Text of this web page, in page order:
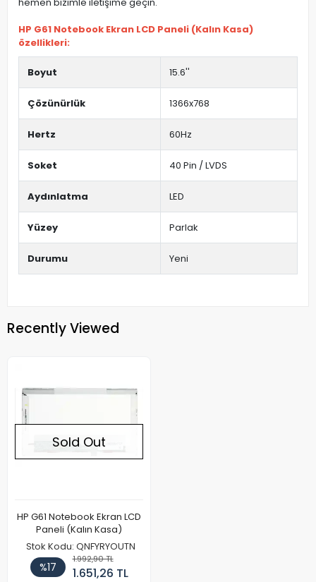
HP G61 Notebook Ekran LCD Paneli (Kalın Kasa)
özellikleri:
Boyut 15.6''
Çözünürlük 1366x768
Hertz 60Hz
Soket 40 Pin / LVDS
Aydınlatma LED
Yüzey Parlak
Durumu Yeni
Recently Viewed
Sold Out
HP G61 Notebook Ekran LCD
Paneli (Kalın Kasa)
Stok Kodu: QNFYRYOUTN
%17
1.992,90 TL
1.651,26 TL